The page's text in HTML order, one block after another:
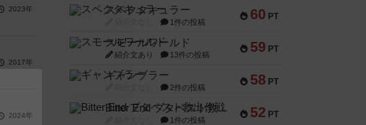
2023年
2017年
2024年
60 PT
スペクタキュラー
1件の投稿
59 PT
スモールワールド
紹介文あり 13件の投稿
58 PT
ギャンブラー
2件の投稿
52 PT
Bitter End ブタペスト救出作戦
1件の投稿